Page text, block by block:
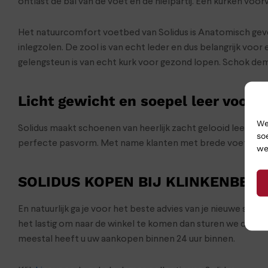
Het natuurcomfort voetbed van Solidus is Anatomisch
inlegzolen. De zool is van echt leder en dus belangrijk
gelengsteun is van echt kurk voor gezond lopen. Schok
Licht gewicht en soepel leer voor
Solidus maakt schoenen van heerlijk zacht gelooid leer
perfecte pasvorm. Met name klanten met brede voeten
SOLIDUS KOPEN BIJ
En natuurlijk ga je voor het beste advies van je nieuwe
het lastig om naar de winkel te komen dan sturen we de
meestal heeft u uw aankopen binnen 24 uur binnen.